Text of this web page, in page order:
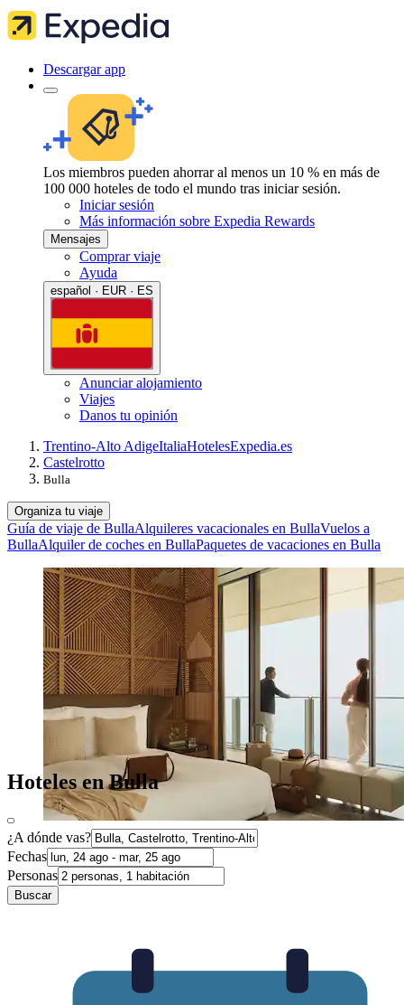
Descargar app
Los miembros pueden ahorrar al menos un 10 % en más de
100 000 hoteles de todo el mundo tras iniciar sesión.
Iniciar sesión
Más información sobre Expedia Rewards
Mensajes
Comprar viaje
Ayuda
español · EUR · ES
Anunciar alojamiento
Viajes
Danos tu opinión
Trentino-Alto AdigeItaliaHotelesExpedia.es
Castelrotto
Bulla
Organiza tu viaje
Guía de viaje de BullaAlquileres vacacionales en BullaVuelos a
BullaAlquiler de coches en BullaPaquetes de vacaciones en Bulla
Hoteles en Bulla
¿A dónde vas?
Fechas
Personas
Buscar